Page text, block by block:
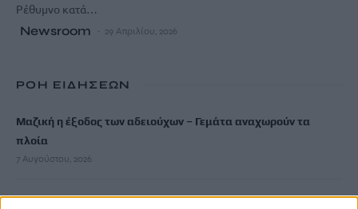
Ρέθυμνο κατά…
Newsroom 29 Απριλίου, 2026
ΡΟΗ ΕΙΔΗΣΕΩΝ
Μαζική η έξοδος των αδειούχων – Γεμάτα αναχωρούν τα
πλοία
7 Αυγούστου, 2026